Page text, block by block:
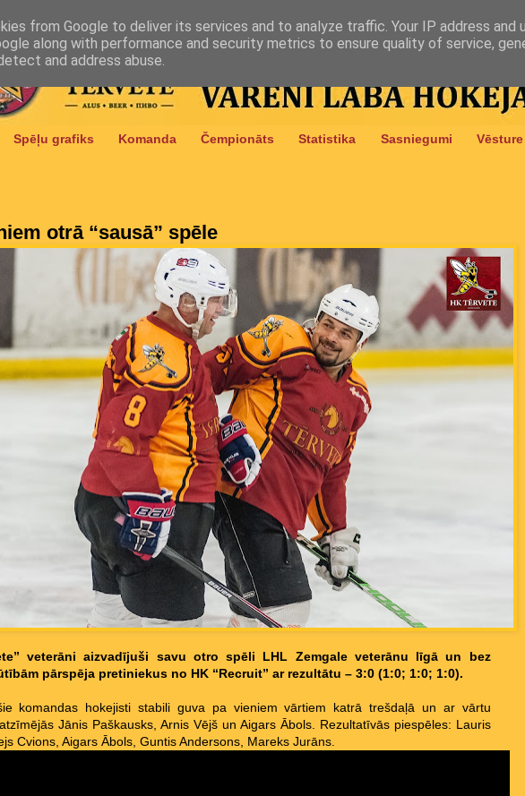
Spēļu grafiks Komanda Čempionāts Statistika Sasniegumi Vēsture
otrā “sausā” spēle
veterāni aizvadījuši savu otro spēli LHL Zemgale veterānu līgā un bez
pārspēja pretiniekus no HK “Recruit” ar rezultātu – 3:0 (1:0; 1:0; 1:0).
komandas hokejisti stabili guva pa vieniem vārtiem katrā trešdaļā un ar vārtu
Jānis Paškausks, Arnis Vējš un Aigars Ābols. Rezultatīvās piespēles: Lauris
Cvions, Aigars Ābols, Guntis Andersons, Mareks Jurāns.
from Google to deliver its services and to analyze traffic. Your IP address and
along with performance and security metrics to ensure quality of service,
and address abuse.